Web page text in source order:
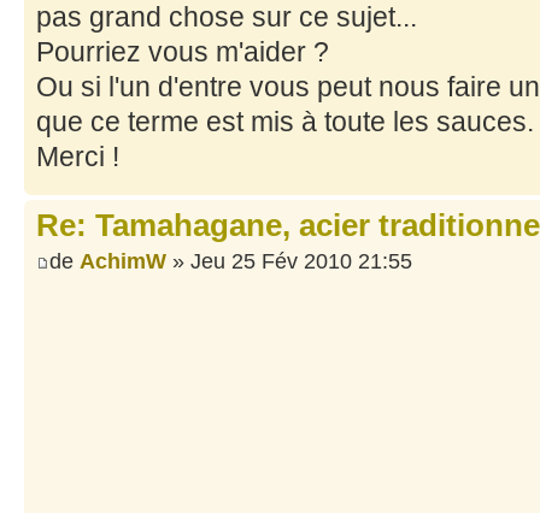
pas grand chose sur ce sujet...
Pourriez vous m'aider ?
Ou si l'un d'entre vous peut nous faire
que ce terme est mis à toute les sauces.
Merci !
Re: Tamahagane, acier
de AchimW » Jeu 25 Fév 2010 21:55